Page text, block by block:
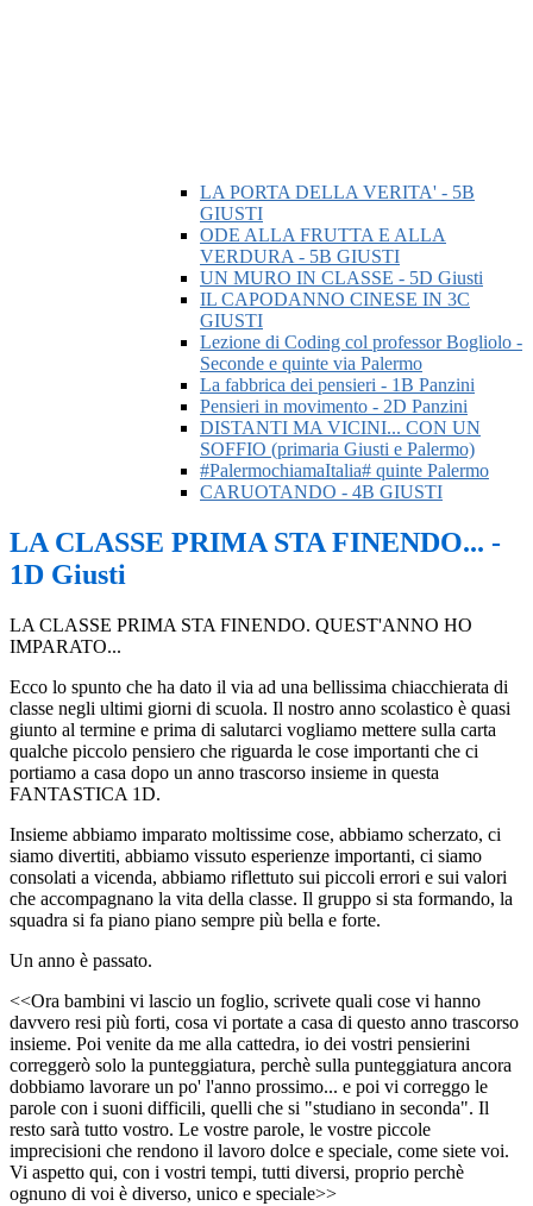
LA PORTA DELLA VERITA' - 5B
GIUSTI
ODE ALLA FRUTTA E ALLA
VERDURA - 5B GIUSTI
UN MURO IN CLASSE - 5D Giusti
IL CAPODANNO CINESE IN 3C
GIUSTI
Lezione di Coding col professor Bogliolo -
Seconde e quinte via Palermo
La fabbrica dei pensieri - 1B Panzini
Pensieri in movimento - 2D Panzini
DISTANTI MA VICINI... CON UN
SOFFIO (primaria Giusti e Palermo)
#PalermochiamaItalia# quinte Palermo
CARUOTANDO - 4B GIUSTI
LA CLASSE PRIMA STA FINENDO... -
1D Giusti
LA CLASSE PRIMA STA FINENDO. QUEST'ANNO HO
IMPARATO...
Ecco lo spunto che ha dato il via ad una bellissima chiacchierata di
classe negli ultimi giorni di scuola. Il nostro anno scolastico è quasi
giunto al termine e prima di salutarci vogliamo mettere sulla carta
qualche piccolo pensiero che riguarda le cose importanti che ci
portiamo a casa dopo un anno trascorso insieme in questa
FANTASTICA 1D.
Insieme abbiamo imparato moltissime cose, abbiamo scherzato, ci
siamo divertiti, abbiamo vissuto esperienze importanti, ci siamo
consolati a vicenda, abbiamo riflettuto sui piccoli errori e sui valori
che accompagnano la vita della classe. Il gruppo si sta formando, la
squadra si fa piano piano sempre più bella e forte.
Un anno è passato.
<<Ora bambini vi lascio un foglio, scrivete quali cose vi hanno
davvero resi più forti, cosa vi portate a casa di questo anno trascorso
insieme. Poi venite da me alla cattedra, io dei vostri pensierini
correggerò solo la punteggiatura, perchè sulla punteggiatura ancora
dobbiamo lavorare un po' l'anno prossimo... e poi vi correggo le
parole con i suoni difficili, quelli che si "studiano in seconda". Il
resto sarà tutto vostro. Le vostre parole, le vostre piccole
imprecisioni che rendono il lavoro dolce e speciale, come siete voi.
Vi aspetto qui, con i vostri tempi, tutti diversi, proprio perchè
ognuno di voi è diverso, unico e speciale>>